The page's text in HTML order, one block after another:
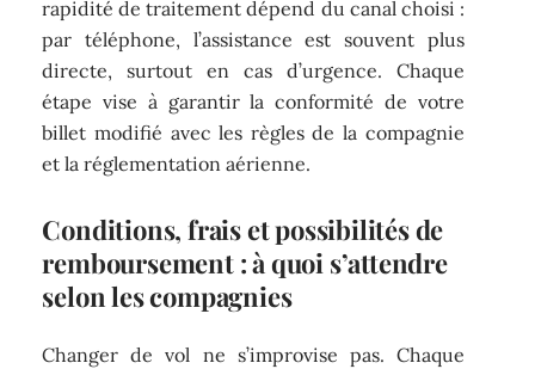
rapidité de traitement dépend du canal choisi :
par téléphone, l’assistance est souvent plus
directe, surtout en cas d’urgence. Chaque
étape vise à garantir la conformité de votre
billet modifié avec les règles de la compagnie
et la réglementation aérienne.
Conditions, frais et possibilités de
remboursement : à quoi s’attendre
selon les compagnies
Changer de vol ne s’improvise pas. Chaque